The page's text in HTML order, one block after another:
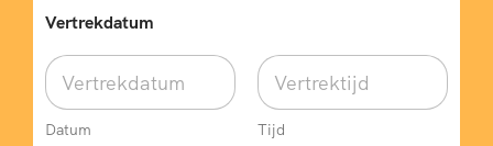
Vertrekdatum
Datum Tijd